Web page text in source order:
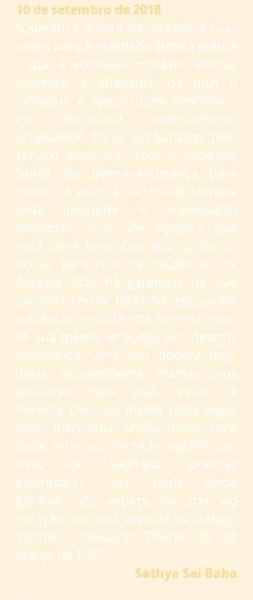
10 de setembro de 2018
“Quando a árvore da vida lança suas
raízes para a realidade átmica eterna
– que é entidade imutável, eterna,
universal e imanente, da qual o
indivíduo é apenas uma centelha –
ela florescerá imensamente,
produzindo flores perfumadas pelo
serviço amoroso; doce e saudável
frutos de bem-aventurança para
todos. A doçura da virtude tornará
cada mordida e mastigação
deliciosas. Isso não significa que
você deve renunciar aos confortos
do lar para ficar na solidão ou na
floresta. Não há garantias de que
confortos do lar não irão segui-lo até
o silêncio e solidão da floresta; pois,
se sua mente se apega aos desejos
mundanos, você não poderá fugir
deles simplesmente mantendo-os
distantes. Você pode estar na
floresta, mas sua mente pode vagar
pelos mercados. Similarmente, você
pode estar no mercado, porém, por
meio do Sadhana (práticas
espirituais), você pode ainda
garantir um espaço de paz no
coração em uma avenida de tráfego
intenso.” (Discurso Divino, 28 de
março de 1967)
Sathya Sai Baba